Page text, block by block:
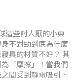
這些討人厭的小東
不對勁到底為什麼
具的材質不好？ 其
「摩擦」！當我們
間受到靜電吸引，